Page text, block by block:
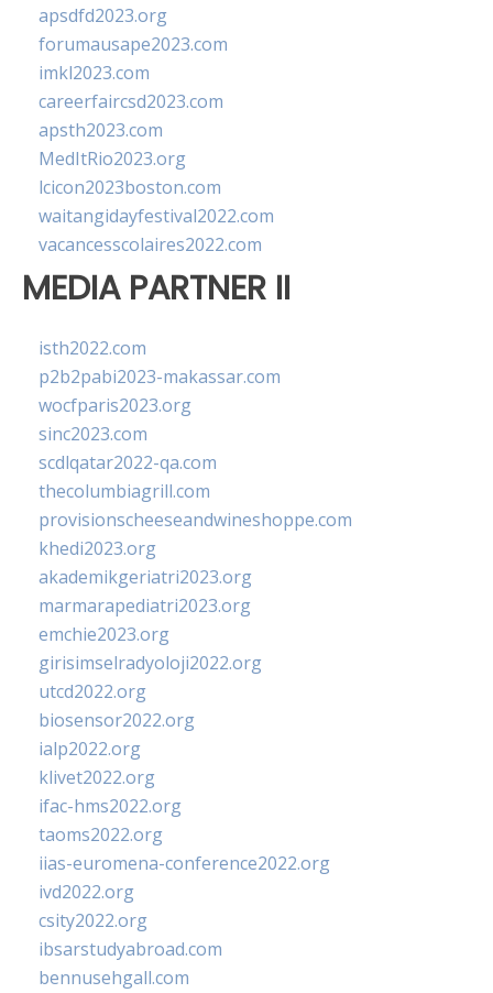
apsdfd2023.org
forumausape2023.com
imkl2023.com
careerfaircsd2023.com
apsth2023.com
MedItRio2023.org
lcicon2023boston.com
waitangidayfestival2022.com
vacancesscolaires2022.com
MEDIA PARTNER II
isth2022.com
p2b2pabi2023-makassar.com
wocfparis2023.org
sinc2023.com
scdlqatar2022-qa.com
thecolumbiagrill.com
provisionscheeseandwineshoppe.com
khedi2023.org
akademikgeriatri2023.org
marmarapediatri2023.org
emchie2023.org
girisimselradyoloji2022.org
utcd2022.org
biosensor2022.org
ialp2022.org
klivet2022.org
ifac-hms2022.org
taoms2022.org
iias-euromena-conference2022.org
ivd2022.org
csity2022.org
ibsarstudyabroad.com
bennusehgall.com